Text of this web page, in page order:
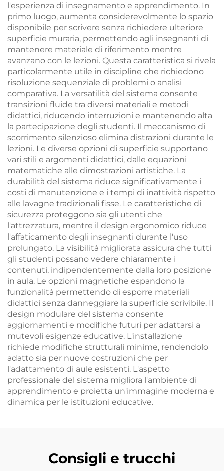
l'esperienza di insegnamento e apprendimento. In
primo luogo, aumenta considerevolmente lo spazio
disponibile per scrivere senza richiedere ulteriore
superficie muraria, permettendo agli insegnanti di
mantenere materiale di riferimento mentre
avanzano con le lezioni. Questa caratteristica si rivela
particolarmente utile in discipline che richiedono
risoluzione sequenziale di problemi o analisi
comparativa. La versatilità del sistema consente
transizioni fluide tra diversi materiali e metodi
didattici, riducendo interruzioni e mantenendo alta
la partecipazione degli studenti. Il meccanismo di
scorrimento silenzioso elimina distrazioni durante le
lezioni. Le diverse opzioni di superficie supportano
vari stili e argomenti didattici, dalle equazioni
matematiche alle dimostrazioni artistiche. La
durabilità del sistema riduce significativamente i
costi di manutenzione e i tempi di inattività rispetto
alle lavagne tradizionali fisse. Le caratteristiche di
sicurezza proteggono sia gli utenti che
l'attrezzatura, mentre il design ergonomico riduce
l'affaticamento degli insegnanti durante l'uso
prolungato. La visibilità migliorata assicura che tutti
gli studenti possano vedere chiaramente i
contenuti, indipendentemente dalla loro posizione
in aula. Le opzioni magnetiche espandono la
funzionalità permettendo di esporre materiali
didattici senza danneggiare la superficie scrivibile. Il
design modulare del sistema consente
aggiornamenti e modifiche futuri per adattarsi a
mutevoli esigenze educative. L'installazione
richiede modifiche strutturali minime, rendendolo
adatto sia per nuove costruzioni che per
l'adattamento di aule esistenti. L'aspetto
professionale del sistema migliora l'ambiente di
apprendimento e proietta un'immagine moderna e
dinamica per le istituzioni educative.
Consigli e trucchi